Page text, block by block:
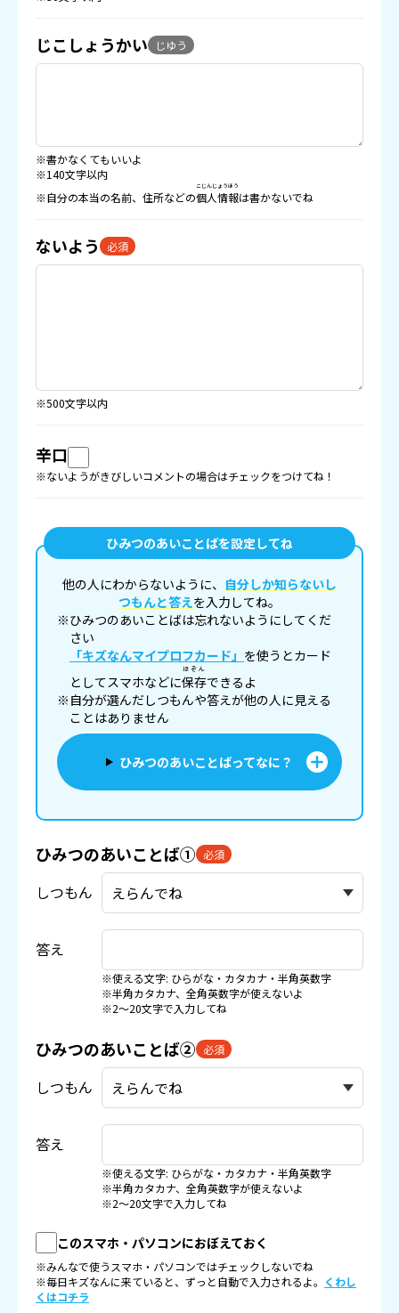
じこしょうかい じゆう
※書かなくてもいいよ
※140文字以内
※自分の本当の名前、住所などの個人情報
こじんじょうほう
は書かないでね
ないよう 必須
※500文字以内
辛口
※ないようがきびしいコメントの場合はチェックをつけてね！
ひみつのあいことばを設定してね
他の人にわからないように、 自分しか知らないし
つもんと答えを入力してね。
※ひみつのあいことばは忘れないようにしてくだ
さい
「キズなんマイプロフカード」 を使うとカード
としてスマホなどに保存
ほぞん
できるよ
※自分が選んだしつもんや答えが他の人に見える
ことはありません
ひみつのあいことばってなに？
ひみつのあいことば① 必須
しつもん
答え
※使える文字: ひらがな・カタカナ・半角英数字
※半角カタカナ、全角英数字が使えないよ
※2〜20文字で入力してね
ひみつのあいことば② 必須
しつもん
答え
※使える文字: ひらがな・カタカナ・半角英数字
※半角カタカナ、全角英数字が使えないよ
※2〜20文字で入力してね
このスマホ・パソコンにおぼえておく
※みんなで使うスマホ・パソコンではチェックしないでね
※毎日キズなんに来ていると、ずっと自動で入力されるよ。 くわし
くはコチラ